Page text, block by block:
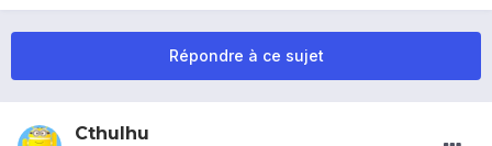
Répondre à ce sujet
Cthulhu